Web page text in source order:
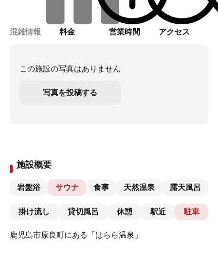
混雑情報 料金 営業時間 アクセス
この施設の写真はありません
写真を投稿する
施設概要
岩盤浴 サウナ 食事 天然温泉 露天風呂
掛け流し 貸切風呂 休憩 駅近 駐車
鹿児島市原良町にある「はらら温泉」